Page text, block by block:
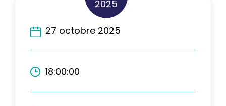
2025
27 octobre 2025
18:00:00